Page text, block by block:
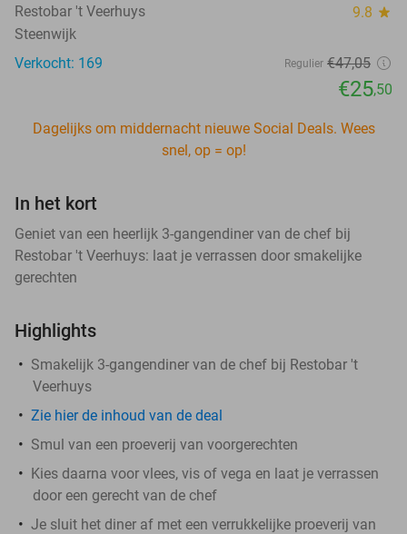
Restobar 't Veerhuys 9.8 star
Steenwijk
Verkocht: 169
Regulier €47,05
€25,50
Dagelijks om middernacht nieuwe Social Deals. Wees
snel, op = op!
In het kort
Geniet van een heerlijk 3-gangendiner van de chef bij
Restobar 't Veerhuys: laat je verrassen door smakelijke
gerechten
Highlights
Smakelijk 3-gangendiner van de chef bij Restobar 't
Veerhuys
Zie hier de inhoud van de deal
Smul van een proeverij van voorgerechten
Kies daarna voor vlees, vis of vega en laat je verrassen
door een gerecht van de chef
Je sluit het diner af met een verrukkelijke proeverij van